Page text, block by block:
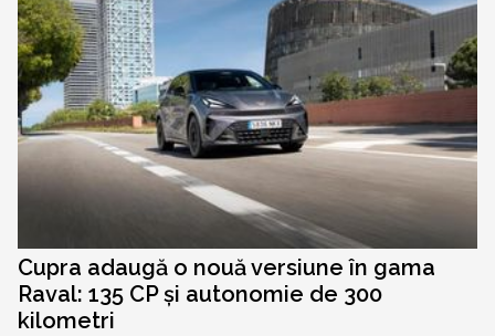
Cupra adaugă o nouă versiune în gama
Raval: 135 CP și autonomie de 300
kilometri